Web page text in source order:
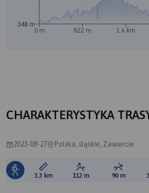
0 m 822 m 1.6 km
348 m
CHARAKTERYSTYKA
2023-08-27 Polska, śląskie, Zawiercie
Długość trasy:
3.3 km Suma przewyższeń:
112 m Suma
90 m